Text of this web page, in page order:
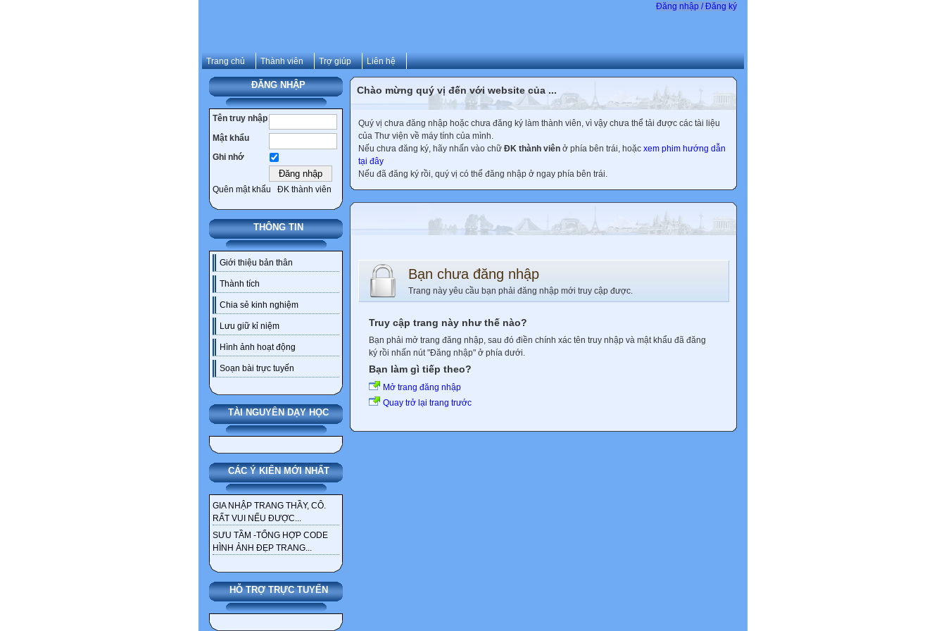
Đăng nhập / Đăng ký
Trang chủ Thành viên Trợ giúp Liên hệ
ĐĂNG NHẬP
Tên truy nhập
Mật khẩu
Ghi nhớ
Quên mật khẩu ĐK thành viên
THÔNG TIN
Giới thiệu bản thân
Thành tích
Chia sẻ kinh nghiệm
Lưu giữ kỉ niệm
Hình ảnh hoạt động
Soạn bài trực tuyến
TÀI NGUYÊN DẠY HỌC
CÁC Ý KIẾN MỚI NHẤT
GIA NHẬP TRANG THẦY, CÔ.
RẤT VUI NẾU ĐƯỢC...
SƯU TẦM -TỔNG HỢP CODE
HÌNH ẢNH ĐẸP TRANG...
HỖ TRỢ TRỰC TUYẾN
Chào mừng quý vị đến với website của ...
Quý vị chưa đăng nhập hoặc chưa đăng ký làm thành viên, vì vậy chưa thể tải được các tài liệu
của Thư viện về máy tính của mình.
Nếu chưa đăng ký, hãy nhấn vào chữ ĐK thành viên ở phía bên trái, hoặc xem phim hướng dẫn
tại đây
Nếu đã đăng ký rồi, quý vị có thể đăng nhập ở ngay phía bên trái.
Bạn chưa đăng nhập
Trang này yêu cầu bạn phải đăng nhập mới truy cập được.
Truy cập trang này như thế nào?
Bạn phải mở trang đăng nhập, sau đó điền chính xác tên truy nhập và mật khẩu đã đăng
ký rồi nhấn nút "Đăng nhập" ở phía dưới.
Bạn làm gì tiếp theo?
Mở trang đăng nhập
Quay trở lại trang trước